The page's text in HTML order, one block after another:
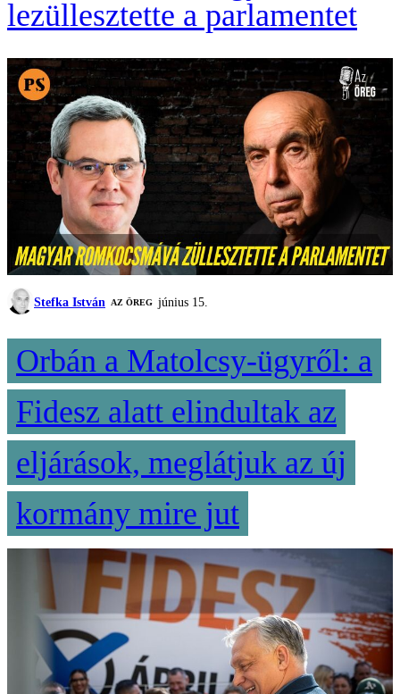
lezüllesztette a parlamentet
Stefka István AZ ÖREG június 15.
Orbán a Matolcsy-ügyről: a
Fidesz alatt elindultak az
eljárások, meglátjuk az új
kormány mire jut